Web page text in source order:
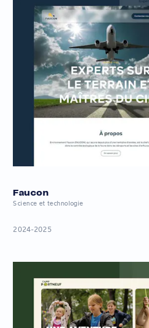
Faucon
Science et technologie
2024-2025